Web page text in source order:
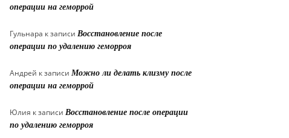
операции на геморрой
Гульнара к записи Восстановление после
операции по удалению геморроя
Андрей к записи Можно ли делать клизму после
операции на геморрой
Юлия к записи Восстановление после операции
по удалению геморроя